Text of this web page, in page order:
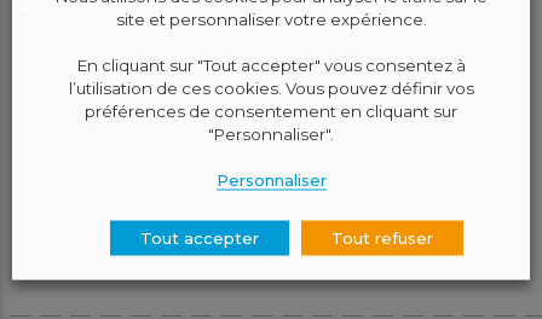
entraînant des troubles tels que les marées vertes et
L’ammoniac est un des précurseurs de particules
secondaires.
site et personnaliser votre expérience.
En cliquant sur "Tout accepter" vous consentez à
l’utilisation de ces cookies. Vous pouvez définir vos
préférences de consentement en cliquant sur
"Personnaliser".
Personnaliser
Tout accepter Tout refuser